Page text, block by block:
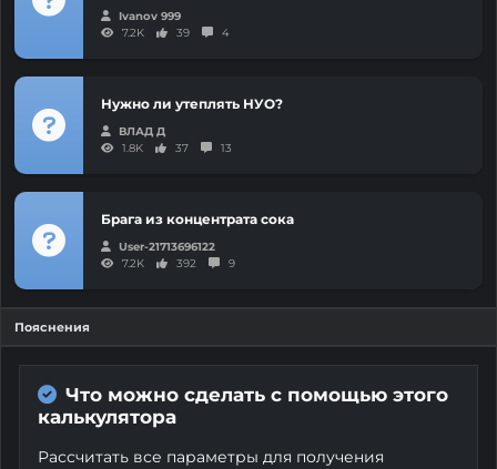
Ivanov 999
7.2K
39 4
Нужно ли утеплять НУО?
ВЛАД Д
1.8K
37 13
Брага из концентрата сока
User-21713696122
7.2K
392 9
Пояснения
Что можно сделать с помощью этого
калькулятора
Рассчитать все параметры для получения